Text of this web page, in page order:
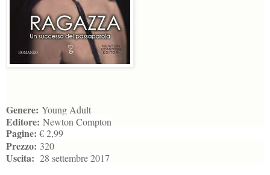
Genere: Young Adult
Editore: Newton Compton
Pagine: € 2,99
Prezzo: 320
Uscita: 28 settembre 2017